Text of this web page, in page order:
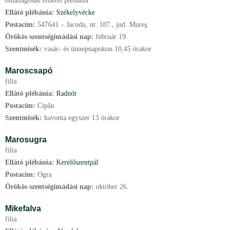
Ellátó plébánia: Székelyvécke
Postacím: 547641 – Jacodu, nr. 187., jud. Mureş
Örökös szentségimádási nap: február 19.
Szentmisék: vasár- és ünnepnapokon 10,45 órakor
Maroscsapó
filia
Ellátó plébánia: Radnót
Postacím: Cipău
Szentmisék: havonta egyszer 13 órakor
Marosugra
filia
Ellátó plébánia: Kerelőszentpál
Postacím: Ogra
Örökös szentségimádási nap: október 26.
Mikefalva
filia